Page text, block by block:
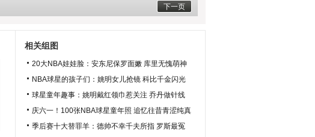
是……，我们约会吧？”劳森正有此意欣然接
庞德塞特在推特上公开泡妞，引来众多粉丝
围观，很多球迷为他们送上了祝福。（真果果）
(责任编辑：张嘉扬)
下一页
相关组图
20大NBA娃娃脸：安东尼保罗面嫩 库里无愧萌神
NBA球星的孩子们：姚明女儿抢镜 科比千金闪光
球星童年趣事：姚明戴红领巾惹关注 乔丹做针线
庆六一！100张NBA球星童年照 追忆往昔青涩纯真
季后赛十大替罪羊：德帅不幸千夫所指 罗斯最冤